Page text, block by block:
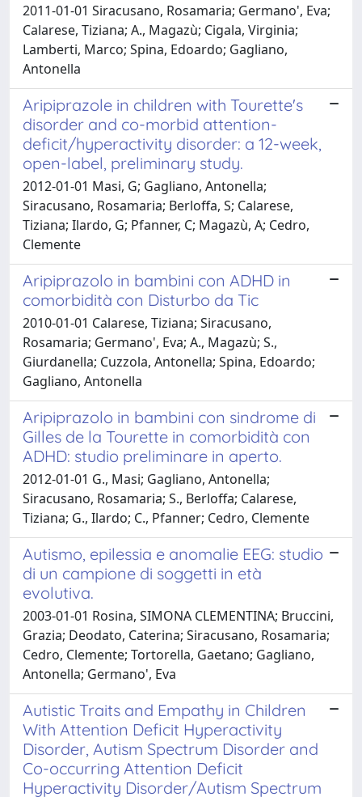
2011-01-01 Siracusano, Rosamaria; Germano', Eva;
Calarese, Tiziana; A., Magazù; Cigala, Virginia;
Lamberti, Marco; Spina, Edoardo; Gagliano,
Antonella
Aripiprazole in children with Tourette's
disorder and co-morbid attention-
deficit/hyperactivity disorder: a 12-week,
open-label, preliminary study.
2012-01-01 Masi, G; Gagliano, Antonella;
Siracusano, Rosamaria; Berloffa, S; Calarese,
Tiziana; Ilardo, G; Pfanner, C; Magazù, A; Cedro,
Clemente
Aripiprazolo in bambini con ADHD in
comorbidità con Disturbo da Tic
2010-01-01 Calarese, Tiziana; Siracusano,
Rosamaria; Germano', Eva; A., Magazù; S.,
Giurdanella; Cuzzola, Antonella; Spina, Edoardo;
Gagliano, Antonella
Aripiprazolo in bambini con sindrome di
Gilles de la Tourette in comorbidità con
ADHD: studio preliminare in aperto.
2012-01-01 G., Masi; Gagliano, Antonella;
Siracusano, Rosamaria; S., Berloffa; Calarese,
Tiziana; G., Ilardo; C., Pfanner; Cedro, Clemente
Autismo, epilessia e anomalie EEG: studio
di un campione di soggetti in età
evolutiva.
2003-01-01 Rosina, SIMONA CLEMENTINA; Bruccini,
Grazia; Deodato, Caterina; Siracusano, Rosamaria;
Cedro, Clemente; Tortorella, Gaetano; Gagliano,
Antonella; Germano', Eva
Autistic Traits and Empathy in Children
With Attention Deficit Hyperactivity
Disorder, Autism Spectrum Disorder and
Co-occurring Attention Deficit
Hyperactivity Disorder/Autism Spectrum